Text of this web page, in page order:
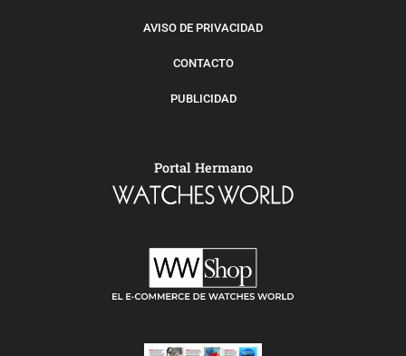
AVISO DE PRIVACIDAD
CONTACTO
PUBLICIDAD
Portal Hermano